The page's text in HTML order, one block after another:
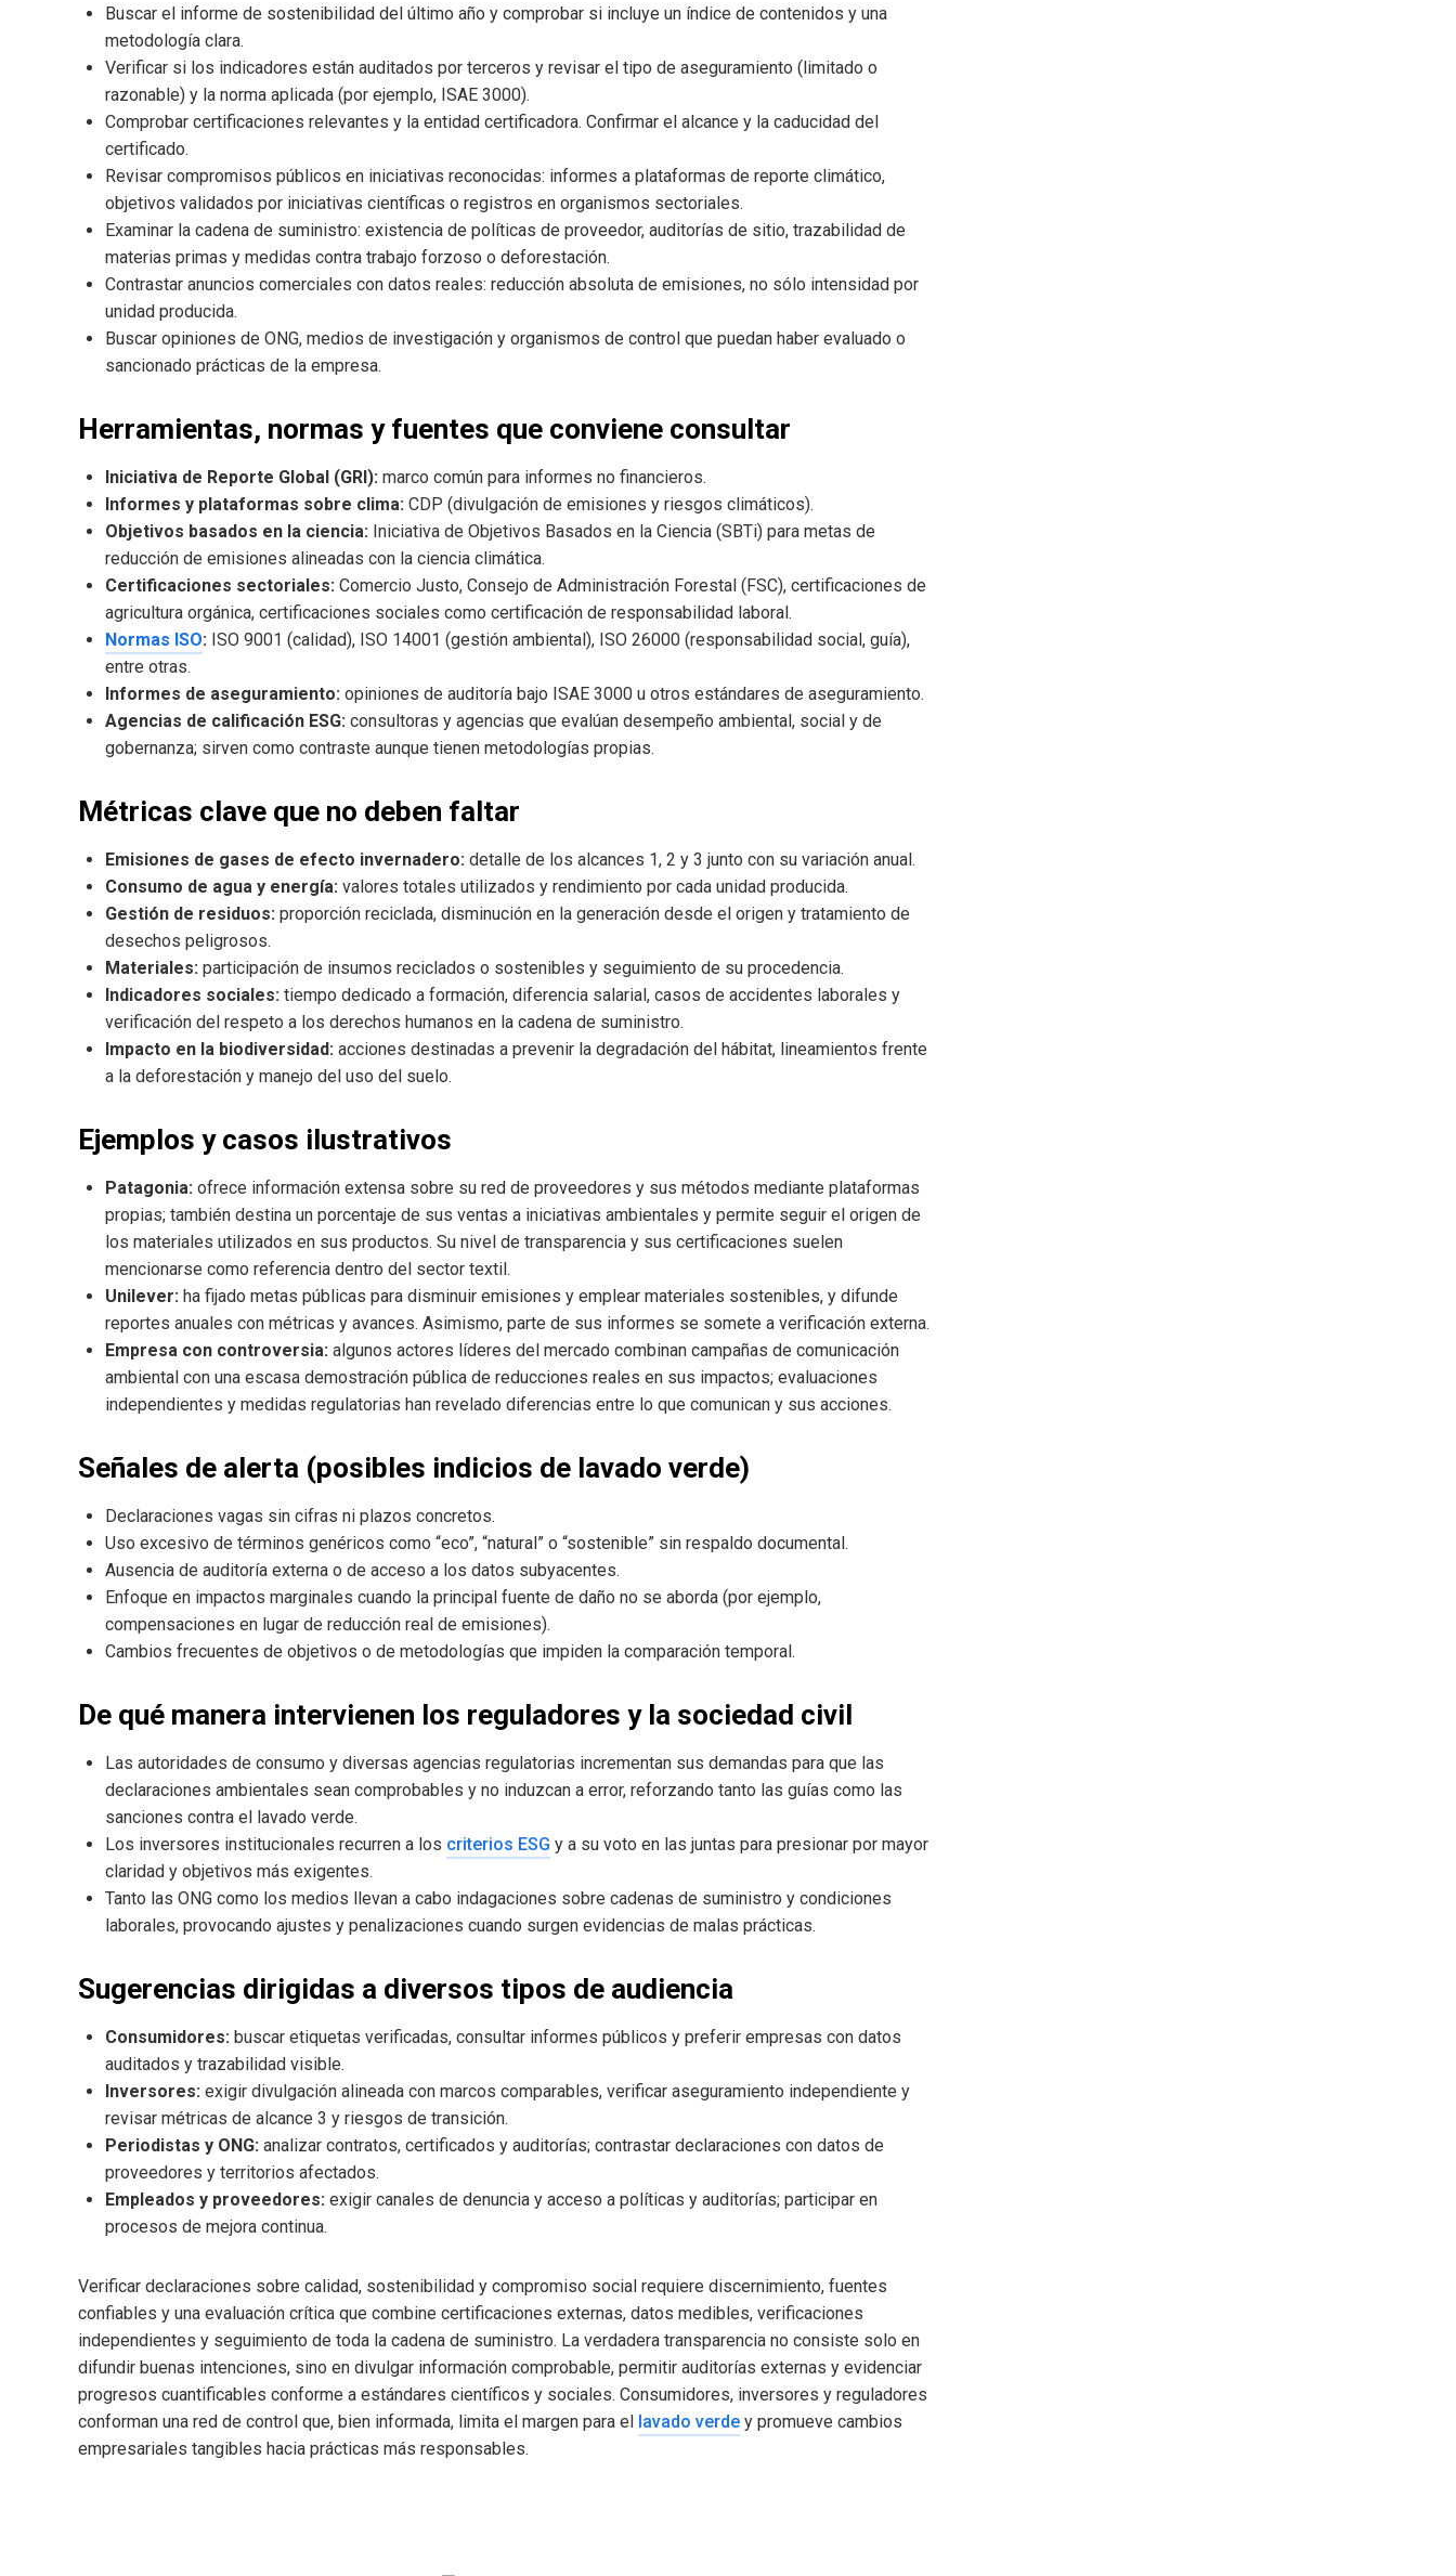
Buscar el informe de sostenibilidad del último año y comprobar si incluye un índice de contenidos y una
metodología clara.
Verificar si los indicadores están auditados por terceros y revisar el tipo de aseguramiento (limitado o
razonable) y la norma aplicada (por ejemplo, ISAE 3000).
Comprobar certificaciones relevantes y la entidad certificadora. Confirmar el alcance y la caducidad del
certificado.
Revisar compromisos públicos en iniciativas reconocidas: informes a plataformas de reporte climático,
objetivos validados por iniciativas científicas o registros en organismos sectoriales.
Examinar la cadena de suministro: existencia de políticas de proveedor, auditorías de sitio, trazabilidad de
materias primas y medidas contra trabajo forzoso o deforestación.
Contrastar anuncios comerciales con datos reales: reducción absoluta de emisiones, no sólo intensidad por
unidad producida.
Buscar opiniones de ONG, medios de investigación y organismos de control que puedan haber evaluado o
sancionado prácticas de la empresa.
Herramientas, normas y fuentes que conviene consultar
Iniciativa de Reporte Global (GRI): marco común para informes no financieros.
Informes y plataformas sobre clima: CDP (divulgación de emisiones y riesgos climáticos).
Objetivos basados en la ciencia: Iniciativa de Objetivos Basados en la Ciencia (SBTi) para metas de
reducción de emisiones alineadas con la ciencia climática.
Certificaciones sectoriales: Comercio Justo, Consejo de Administración Forestal (FSC), certificaciones de
agricultura orgánica, certificaciones sociales como certificación de responsabilidad laboral.
Normas ISO: ISO 9001 (calidad), ISO 14001 (gestión ambiental), ISO 26000 (responsabilidad social, guía),
entre otras.
Informes de aseguramiento: opiniones de auditoría bajo ISAE 3000 u otros estándares de aseguramiento.
Agencias de calificación ESG: consultoras y agencias que evalúan desempeño ambiental, social y de
gobernanza; sirven como contraste aunque tienen metodologías propias.
Métricas clave que no deben faltar
Emisiones de gases de efecto invernadero: detalle de los alcances 1, 2 y 3 junto con su variación anual.
Consumo de agua y energía: valores totales utilizados y rendimiento por cada unidad producida.
Gestión de residuos: proporción reciclada, disminución en la generación desde el origen y tratamiento de
desechos peligrosos.
Materiales: participación de insumos reciclados o sostenibles y seguimiento de su procedencia.
Indicadores sociales: tiempo dedicado a formación, diferencia salarial, casos de accidentes laborales y
verificación del respeto a los derechos humanos en la cadena de suministro.
Impacto en la biodiversidad: acciones destinadas a prevenir la degradación del hábitat, lineamientos frente
a la deforestación y manejo del uso del suelo.
Ejemplos y casos ilustrativos
Patagonia: ofrece información extensa sobre su red de proveedores y sus métodos mediante plataformas
propias; también destina un porcentaje de sus ventas a iniciativas ambientales y permite seguir el origen de
los materiales utilizados en sus productos. Su nivel de transparencia y sus certificaciones suelen
mencionarse como referencia dentro del sector textil.
Unilever: ha fijado metas públicas para disminuir emisiones y emplear materiales sostenibles, y difunde
reportes anuales con métricas y avances. Asimismo, parte de sus informes se somete a verificación externa.
Empresa con controversia: algunos actores líderes del mercado combinan campañas de comunicación
ambiental con una escasa demostración pública de reducciones reales en sus impactos; evaluaciones
independientes y medidas regulatorias han revelado diferencias entre lo que comunican y sus acciones.
Señales de alerta (posibles indicios de lavado verde)
Declaraciones vagas sin cifras ni plazos concretos.
Uso excesivo de términos genéricos como “eco”, “natural” o “sostenible” sin respaldo documental.
Ausencia de auditoría externa o de acceso a los datos subyacentes.
Enfoque en impactos marginales cuando la principal fuente de daño no se aborda (por ejemplo,
compensaciones en lugar de reducción real de emisiones).
Cambios frecuentes de objetivos o de metodologías que impiden la comparación temporal.
De qué manera intervienen los reguladores y la sociedad civil
Las autoridades de consumo y diversas agencias regulatorias incrementan sus demandas para que las
declaraciones ambientales sean comprobables y no induzcan a error, reforzando tanto las guías como las
sanciones contra el lavado verde.
Los inversores institucionales recurren a los criterios ESG y a su voto en las juntas para presionar por mayor
claridad y objetivos más exigentes.
Tanto las ONG como los medios llevan a cabo indagaciones sobre cadenas de suministro y condiciones
laborales, provocando ajustes y penalizaciones cuando surgen evidencias de malas prácticas.
Sugerencias dirigidas a diversos tipos de audiencia
Consumidores: buscar etiquetas verificadas, consultar informes públicos y preferir empresas con datos
auditados y trazabilidad visible.
Inversores: exigir divulgación alineada con marcos comparables, verificar aseguramiento independiente y
revisar métricas de alcance 3 y riesgos de transición.
Periodistas y ONG: analizar contratos, certificados y auditorías; contrastar declaraciones con datos de
proveedores y territorios afectados.
Empleados y proveedores: exigir canales de denuncia y acceso a políticas y auditorías; participar en
procesos de mejora continua.
Verificar declaraciones sobre calidad, sostenibilidad y compromiso social requiere discernimiento, fuentes
confiables y una evaluación crítica que combine certificaciones externas, datos medibles, verificaciones
independientes y seguimiento de toda la cadena de suministro. La verdadera transparencia no consiste solo en
difundir buenas intenciones, sino en divulgar información comprobable, permitir auditorías externas y evidenciar
progresos cuantificables conforme a estándares científicos y sociales. Consumidores, inversores y reguladores
conforman una red de control que, bien informada, limita el margen para el lavado verde y promueve cambios
empresariales tangibles hacia prácticas más responsables.